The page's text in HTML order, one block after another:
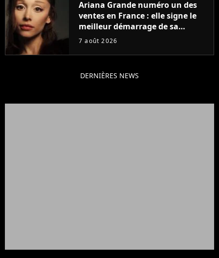
Ariana Grande numéro un des
ventes en France : elle signe le
meilleur démarrage de sa
carrière avec son album Petal
7 août 2026
DERNIÈRES NEWS